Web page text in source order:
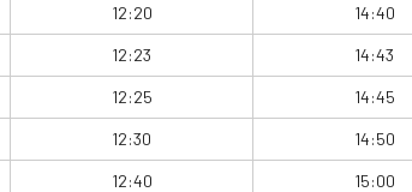
12:20 14:40
12:23 14:43
12:25 14:45
12:30 14:50
12:40 15:00